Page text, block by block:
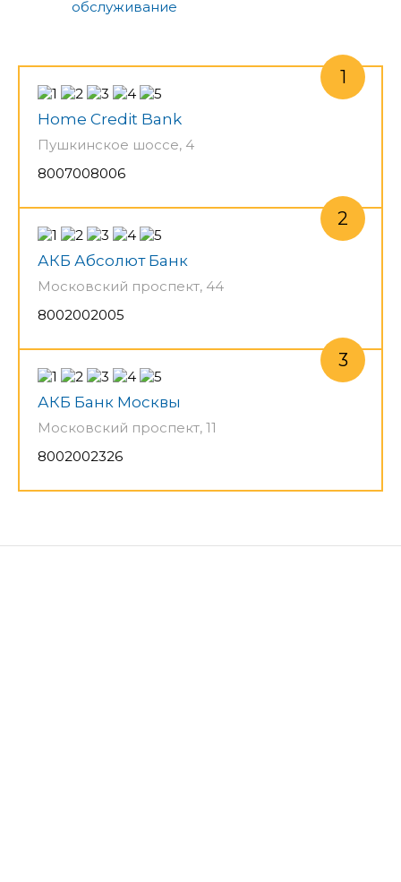
обслуживание
Home Credit Bank
Пушкинское шоссе, 4
8007008006
АКБ Абсолют Банк
Московский проспект, 44
8002002005
АКБ Банк Москвы
Московский проспект, 11
8002002326